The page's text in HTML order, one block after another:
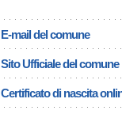
E-mail del comune
Sito Ufficiale del comune
Certificato di nascita